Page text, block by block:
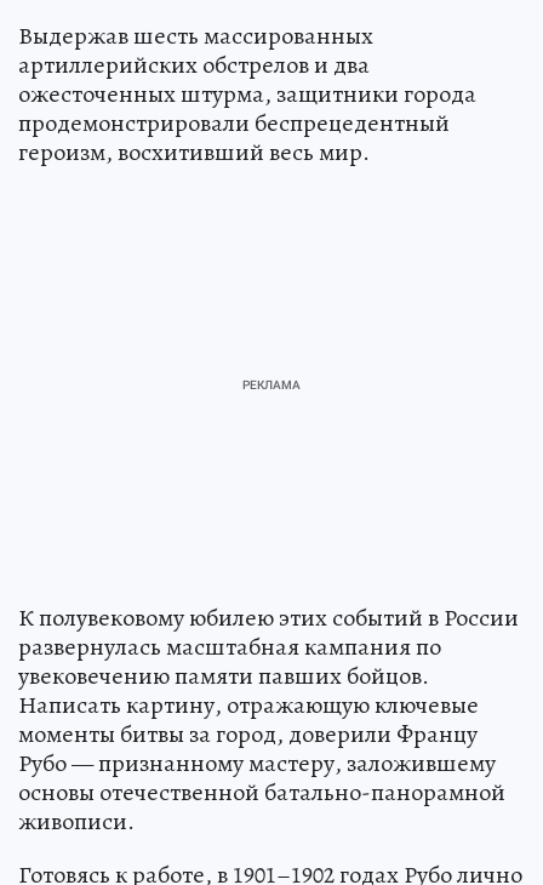
Выдержав шесть массированных
артиллерийских обстрелов и два
ожесточенных штурма, защитники города
продемонстрировали беспрецедентный
героизм, восхитивший весь мир.
К полувековому юбилею этих событий в России
развернулась масштабная кампания по
увековечению памяти павших бойцов.
Написать картину, отражающую ключевые
моменты битвы за город, доверили Францу
Рубо — признанному мастеру, заложившему
основы отечественной батально-панорамной
живописи.
Готовясь к работе, в 1901–1902 годах Рубо лично